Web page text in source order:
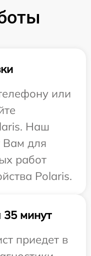
или
Наш
Вам для
работ
Polaris.
минут
приедет в